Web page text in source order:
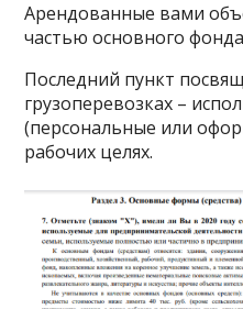
Арендованные вами
частью основного
Последний пункт
грузоперевозках –
(персональные или
рабочих целях.